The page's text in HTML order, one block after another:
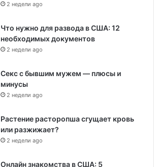
2 недели ago
Что нужно для развода в США: 12
необходимых документов
2 недели ago
Секс с бывшим мужем — плюсы и
минусы
2 недели ago
Растение расторопша сгущает кровь
или разжижает?
2 недели ago
Онлайн знакомства в США: 5